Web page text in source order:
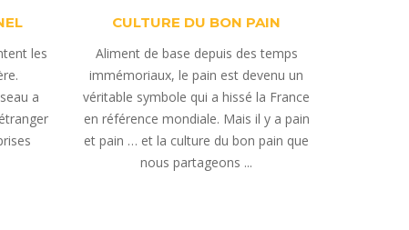
les
a
CULTURE DU BON PAIN
Aliment de base depuis des temps
immémoriaux, le pain est devenu un
véritable symbole qui a hissé la France
en référence mondiale. Mais il y a pain
et pain … et la culture du bon pain que
nous partageons ...